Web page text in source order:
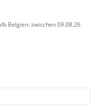
Belgien: zwischen 09.08.26